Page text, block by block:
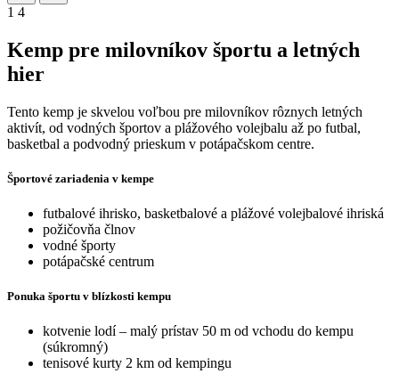
1 4
Kemp pre milovníkov športu a letných
hier
Tento kemp je skvelou voľbou pre milovníkov rôznych letných
aktivít, od vodných športov a plážového volejbalu až po futbal,
basketbal a podvodný prieskum v potápačskom centre.
Športové zariadenia v kempe
futbalové ihrisko, basketbalové a plážové volejbalové ihriská
požičovňa člnov
vodné športy
potápačské centrum
Ponuka športu v blízkosti kempu
kotvenie lodí – malý prístav 50 m od vchodu do kempu
(súkromný)
tenisové kurty 2 km od kempingu